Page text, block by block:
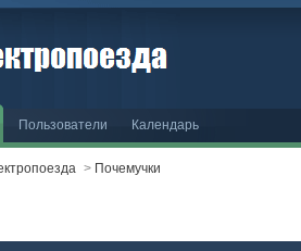
Пользователи Календарь
> Почемучки